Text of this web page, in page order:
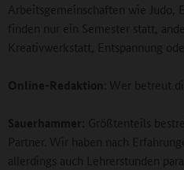
Arbeitsgemeinschaften wie Judo,
finden nur ein Semester statt,
Kreativwerkstatt, Entspannung
Online-Redaktion: Wer betreut
Sauerhammer: Größtenteils
Partner. Wir haben nach
allerdings auch Lehrerstunden